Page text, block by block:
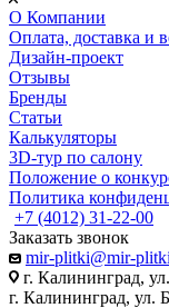
О Компании
Оплата, доставка и
Дизайн-проект
Отзывы
Бренды
Статьи
Калькуляторы
3D-тур по салону
Положение о
Политика
+7 (4012) 31-22-00
Заказать звонок
mir-plitki@mir-
г. Калининград,
г. Калининград, ул.